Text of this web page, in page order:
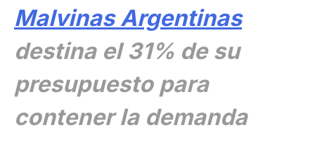
Malvinas Argentinas
destina el 31% de su
presupuesto para
contener la demanda